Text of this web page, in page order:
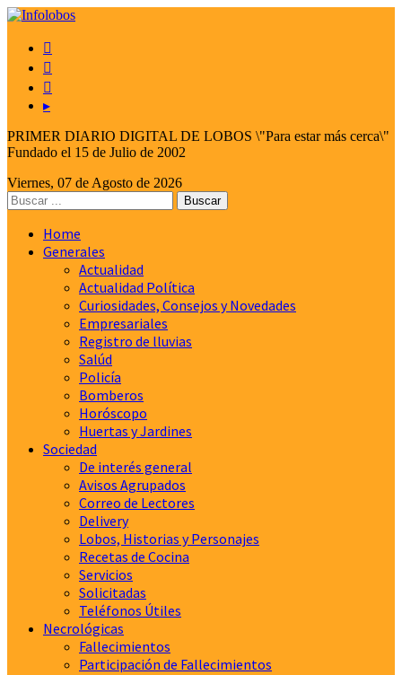



▸
PRIMER DIARIO DIGITAL DE LOBOS \"Para estar más cerca\"
Fundado el 15 de Julio de 2002
Viernes, 07 de Agosto de 2026
Home
Generales
Actualidad
Actualidad Política
Curiosidades, Consejos y Novedades
Empresariales
Registro de lluvias
Salúd
Policía
Bomberos
Horóscopo
Huertas y Jardines
Sociedad
De interés general
Avisos Agrupados
Correo de Lectores
Delivery
Lobos, Historias y Personajes
Recetas de Cocina
Servicios
Solicitadas
Teléfonos Útiles
Necrológicas
Fallecimientos
Participación de Fallecimientos